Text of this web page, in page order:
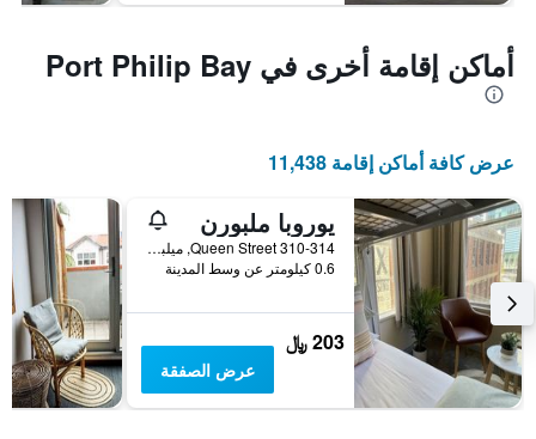
أماكن إقامة أخرى في Port Philip Bay
عرض كافة أماكن إقامة 11,438
يوروبا ملبورن
310-314 Queen Street, ميلبورن, VIC, أستراليا
0.6 كيلومتر عن وسط المدينة
203 ﷼
عرض الصفقة